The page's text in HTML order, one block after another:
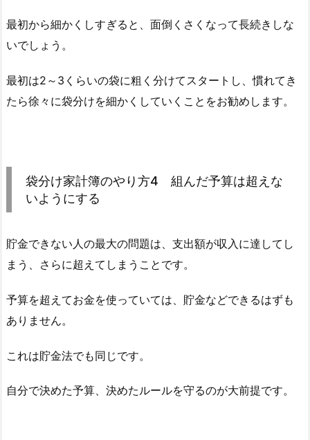
最初から細かくしすぎると、面倒くさくなって長続きしな
いでしょう。
最初は2～3くらいの袋に粗く分けてスタートし、慣れてき
たら徐々に袋分けを細かくしていくことをお勧めします。
袋分け家計簿のやり方4 組んだ予算は超えな
いようにする
貯金できない人の最大の問題は、支出額が収入に達してし
まう、さらに超えてしまうことです。
予算を超えてお金を使っていては、貯金などできるはずも
ありません。
これは貯金法でも同じです。
自分で決めた予算、決めたルールを守るのが大前提です。